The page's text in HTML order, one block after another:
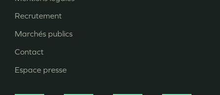
Pied
de
page
Recrutement
Marchés publics
Contact
Espace presse